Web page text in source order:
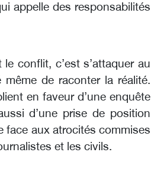
appelle des responsabilités
conflit, c’est s’attaquer au
de raconter la réalité.
en faveur d’une enquête
d’une prise de position
face aux atrocités commises
et les civils.